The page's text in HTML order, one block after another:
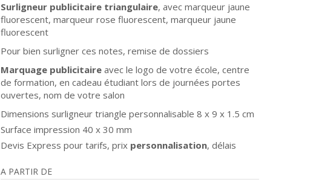
Surligneur publicitaire triangulaire, avec marqueur jaune
fluorescent, marqueur rose fluorescent, marqueur jaune
fluorescent
Pour bien surligner ces notes, remise de dossiers
Marquage publicitaireavec le logo de votre école, centre
de formation, en cadeau étudiant lors de journées portes
ouvertes, nom de votre salon
Dimensions surligneur triangle personnalisable 8 x 9 x 1.5 cm
Surface impression 40 x 30 mm
Devis Express pour tarifs, prix personnalisation, délais
A PARTIR DE